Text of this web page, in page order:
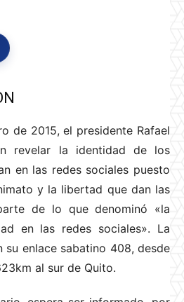
de 2015, el presidente Rafael
revelar la identidad de los
en las redes sociales puesto
y la libertad que dan las
de lo que denominó «la
en las redes sociales». La
enlace sabatino 408, desde
al sur de Quito.